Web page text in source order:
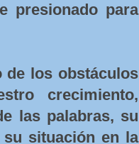
presionado para
de los obstáculos
crecimiento,
las palabras, su
situación en la